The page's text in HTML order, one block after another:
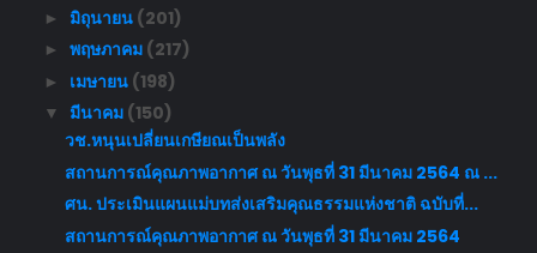
► มิถุนายน (201)
► พฤษภาคม (217)
► เมษายน (198)
▼ มีนาคม (150)
วช.หนุนเปลี่ยนเกษียณเป็นพลัง
สถานการณ์คุณภาพอากาศ ณ วันพุธที่ 31 มีนาคม 2564 ณ ...
ศน. ประเมินแผนแม่บทส่งเสริมคุณธรรมแห่งชาติ ฉบับที่...
สถานการณ์คุณภาพอากาศ ณ วันพุธที่ 31 มีนาคม 2564